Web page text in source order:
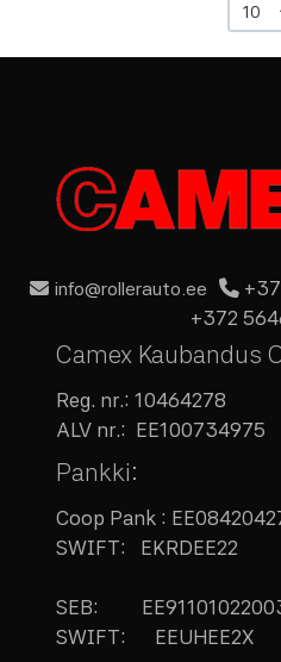
10
info@rollerauto.ee
+372
Camex Kaubandus
Reg. nr.: 10464278
ALV nr.: EE100734975
Pankki:
Coop Pank :
SWIFT: EKRDEE22
SEB:
SWIFT: EEUHEE2X